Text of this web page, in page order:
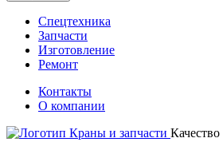
Спецтехника
Запчасти
Изготовление
Ремонт
Контакты
О компании